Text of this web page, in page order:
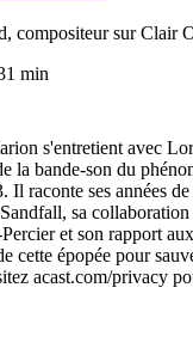
compositeur sur Clair
min
s'entretient avec
la bande-son du
Il raconte ses années
sa collaboration
et son rapport
cette épopée pour
acast.com/privacy